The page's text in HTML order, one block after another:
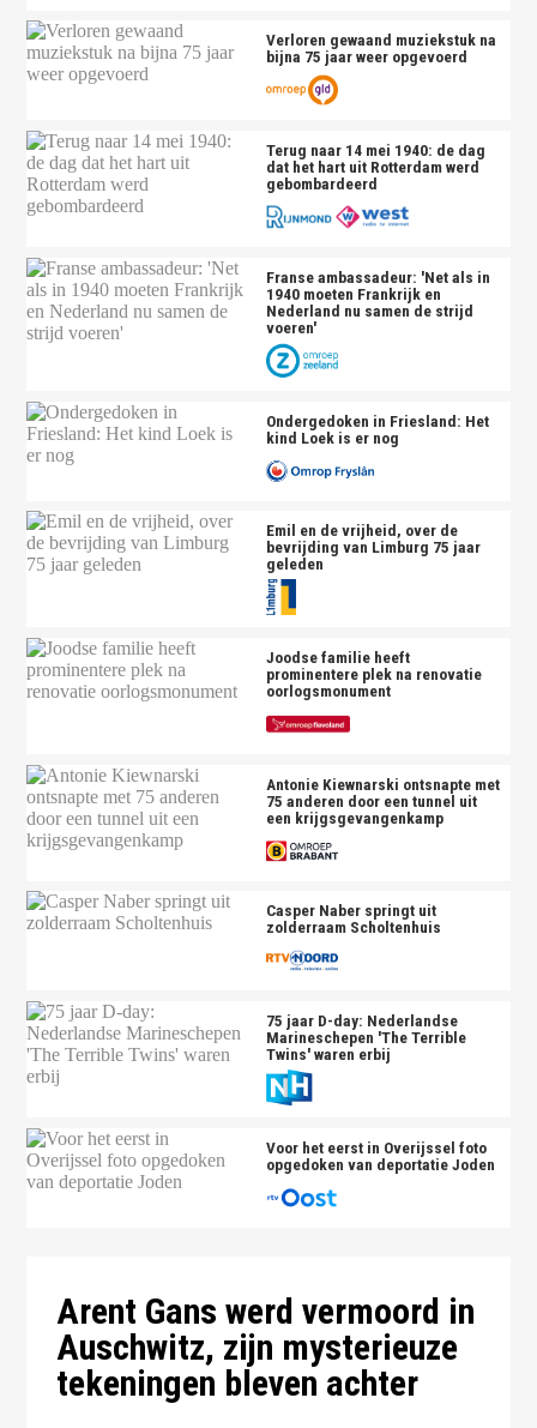
Verloren gewaand muziekstuk na
bijna 75 jaar weer opgevoerd
Terug naar 14 mei 1940: de dag
dat het hart uit Rotterdam werd
gebombardeerd
Franse ambassadeur: 'Net als in
1940 moeten Frankrijk en
Nederland nu samen de strijd
voeren'
Ondergedoken in Friesland: Het
kind Loek is er nog
Emil en de vrijheid, over de
bevrijding van Limburg 75 jaar
geleden
Joodse familie heeft
prominentere plek na renovatie
oorlogsmonument
Antonie Kiewnarski ontsnapte met
75 anderen door een tunnel uit
een krijgsgevangenkamp
Casper Naber springt uit
zolderraam Scholtenhuis
75 jaar D-day: Nederlandse
Marineschepen 'The Terrible
Twins' waren erbij
Voor het eerst in Overijssel foto
opgedoken van deportatie Joden
Arent Gans werd vermoord in
Auschwitz, zijn mysterieuze
tekeningen bleven achter